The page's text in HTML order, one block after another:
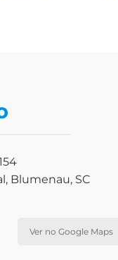
Blumenau, SC
Ver no Google Maps